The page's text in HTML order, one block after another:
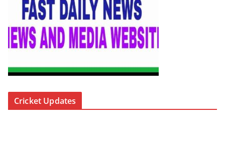
Cricket Updates